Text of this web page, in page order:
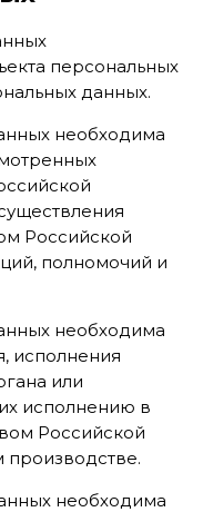
персональных
данных.
необходима
Российской
полномочий и
необходима
исполнения
или
исполнению в
Российской
необходима